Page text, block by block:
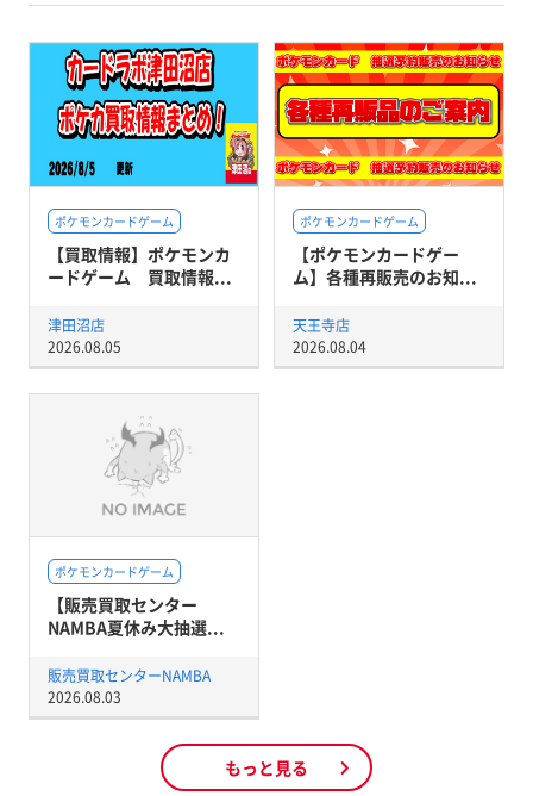
ポケモンカードゲーム
【買取情報】ポケモンカ
ードゲーム 買取情報...
津田沼店
2026.08.05
ポケモンカードゲーム
【ポケモンカードゲー
ム】各種再販売のお知...
天王寺店
2026.08.04
ポケモンカードゲーム
【販売買取センター
NAMBA夏休み大抽選...
販売買取センターNAMBA
2026.08.03
もっと見る